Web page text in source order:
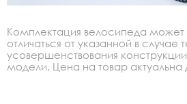
Комплектация велосипеда может
отличаться от указанной в случае
усовершенствования
модели. Цена на товар актуальна